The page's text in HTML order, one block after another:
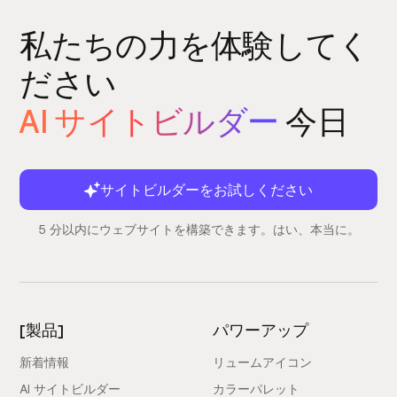
私たちの力を体験してく
ださい
AI サイトビルダー 今日
サイトビルダーをお試しください
5 分以内にウェブサイトを構築できます。はい、本当に。
[製品]
新着情報
AI サイトビルダー
パワーアップ
リュームアイコン
カラーパレット